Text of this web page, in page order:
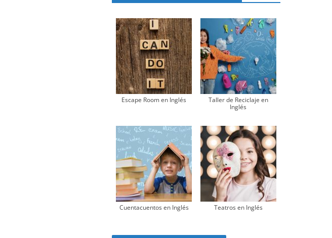
Escape Room en Inglés
Taller de Reciclaje en
Inglés
Cuentacuentos en Inglés Teatros en Inglés